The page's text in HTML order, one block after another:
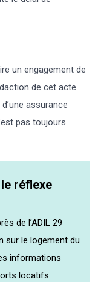
un engagement de
de cet acte
assurance
pas toujours
réflexe
de l’ADIL 29
sur le logement du
informations
locatifs.